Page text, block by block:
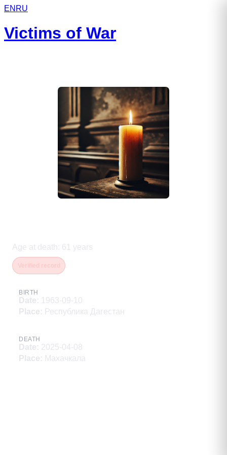
EN RU
Victims of War
Age at death : 61 years
BIRTH
Date: 1963-09-10
Place: Республика Дагестан
DEATH
Date: 2025-04-08
Place: Махачкала